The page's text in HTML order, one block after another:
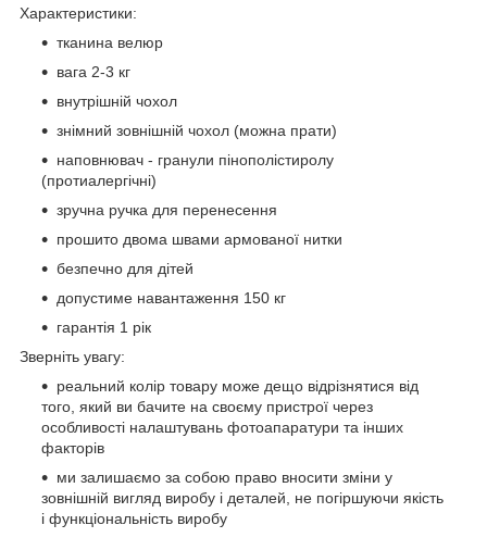
Характеристики:
тканина велюр
вага 2-3 кг
внутрішній чохол
знімний зовнішній чохол (можна прати)
наповнювач - гранули пінополістиролу
(протиалергічні)
зручна ручка для перенесення
прошито двома швами армованої нитки
безпечно для дітей
допустиме навантаження 150 кг
гарантія 1 рік
Зверніть увагу:
реальний колір товару може дещо відрізнятися від
того, який ви бачите на своєму пристрої через
особливості налаштувань фотоапаратури та інших
факторів
ми залишаємо за собою право вносити зміни у
зовнішній вигляд виробу і деталей, не погіршуючи якість
і функціональність виробу